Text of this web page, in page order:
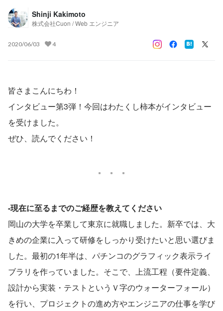
Shinji Kakimoto
株式会社Cuon / Web エンジニア
2020/06/03 4
皆さまこんにちわ！
インタビュー第3弾！今回はわたくし柿本がインタビュー
を受けました。
ぜひ、読んでください！
-現在に至るまでのご経歴を教えてください
岡山の大学を卒業して東京に就職しました。新卒では、大
きめの企業に入って研修をしっかり受けたいと思い選びま
した。最初の1年半は、パチンコのグラフィック表示ライ
ブラリを作っていました。そこで、上流工程（要件定義、
設計から実装・テストというＶ字のウォーターフォール）
を行い、プロジェクトの進め方やエンジニアの仕事を学び